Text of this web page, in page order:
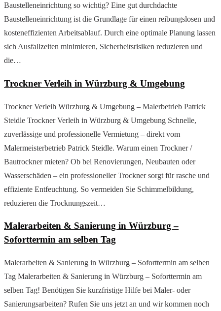
Baustelleneinrichtung so wichtig? Eine gut durchdachte
Baustelleneinrichtung ist die Grundlage für einen reibungslosen und
kosteneffizienten Arbeitsablauf. Durch eine optimale Planung lassen
sich Ausfallzeiten minimieren, Sicherheitsrisiken reduzieren und
die…
Trockner Verleih in Würzburg & Umgebung
Trockner Verleih Würzburg & Umgebung – Malerbetrieb Patrick
Steidle Trockner Verleih in Würzburg & Umgebung Schnelle,
zuverlässige und professionelle Vermietung – direkt vom
Malermeisterbetrieb Patrick Steidle. Warum einen Trockner /
Bautrockner mieten? Ob bei Renovierungen, Neubauten oder
Wasserschäden – ein professioneller Trockner sorgt für rasche und
effiziente Entfeuchtung. So vermeiden Sie Schimmelbildung,
reduzieren die Trocknungszeit…
Malerarbeiten & Sanierung in Würzburg –
Soforttermin am selben Tag
Malerarbeiten & Sanierung in Würzburg – Soforttermin am selben
Tag Malerarbeiten & Sanierung in Würzburg – Soforttermin am
selben Tag! Benötigen Sie kurzfristige Hilfe bei Maler- oder
Sanierungsarbeiten? Rufen Sie uns jetzt an und wir kommen noch